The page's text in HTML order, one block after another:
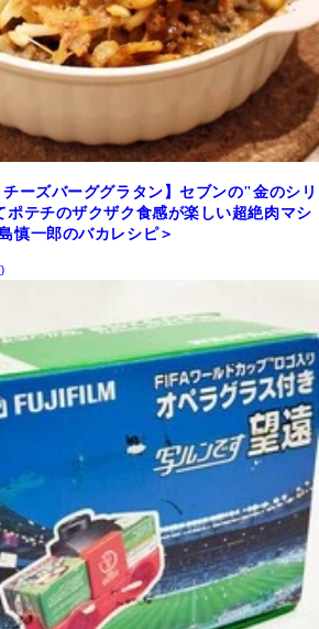
チーズバーググラタン】セブンの"金のシリ
ポテチのザクザク食感が楽しい超絶肉マシ
慎一郎のバカレシピ＞